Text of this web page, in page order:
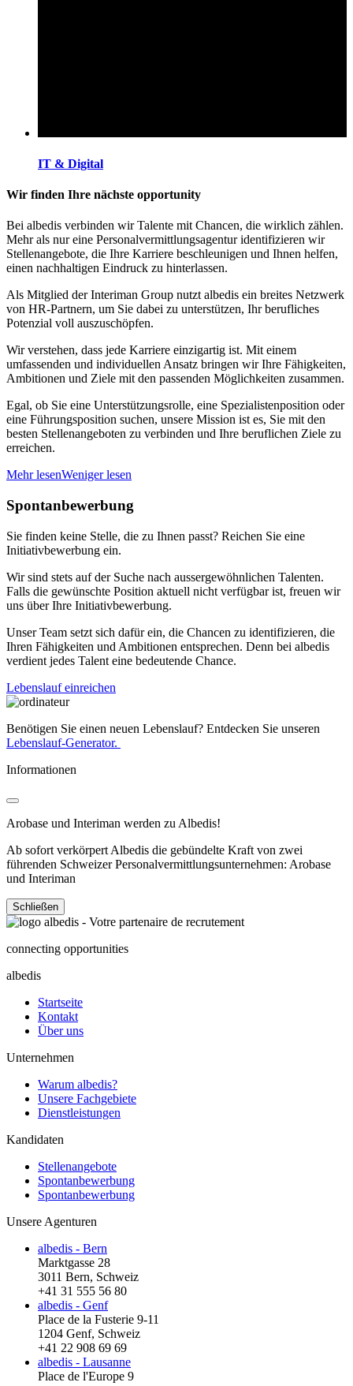
IT & Digital
Wir finden Ihre nächste opportunity
Bei albedis verbinden wir Talente mit Chancen, die wirklich zählen.
Mehr als nur eine Personalvermittlungsagentur identifizieren wir
Stellenangebote, die Ihre Karriere beschleunigen und Ihnen helfen,
einen nachhaltigen Eindruck zu hinterlassen.
Als Mitglied der Interiman Group nutzt albedis ein breites Netzwerk
von HR-Partnern, um Sie dabei zu unterstützen, Ihr berufliches
Potenzial voll auszuschöpfen.
Wir verstehen, dass jede Karriere einzigartig ist. Mit einem
umfassenden und individuellen Ansatz bringen wir Ihre Fähigkeiten,
Ambitionen und Ziele mit den passenden Möglichkeiten zusammen.
Egal, ob Sie eine Unterstützungsrolle, eine Spezialistenposition oder
eine Führungsposition suchen, unsere Mission ist es, Sie mit den
besten Stellenangeboten zu verbinden und Ihre beruflichen Ziele zu
erreichen.
Mehr lesenWeniger lesen
Spontanbewerbung
Sie finden keine Stelle, die zu Ihnen passt? Reichen Sie eine
Initiativbewerbung ein.
Wir sind stets auf der Suche nach aussergewöhnlichen Talenten.
Falls die gewünschte Position aktuell nicht verfügbar ist, freuen wir
uns über Ihre Initiativbewerbung.
Unser Team setzt sich dafür ein, die Chancen zu identifizieren, die
Ihren Fähigkeiten und Ambitionen entsprechen. Denn bei albedis
verdient jedes Talent eine bedeutende Chance.
Lebenslauf einreichen
Benötigen Sie einen neuen Lebenslauf? Entdecken Sie unseren
Lebenslauf-Generator.
Informationen
Arobase und Interiman werden zu Albedis!
Ab sofort verkörpert Albedis die gebündelte Kraft von zwei
führenden Schweizer Personalvermittlungsunternehmen: Arobase
und Interiman
Schließen
connecting opportunities
albedis
Startseite
Kontakt
Über uns
Unternehmen
Warum albedis?
Unsere Fachgebiete
Dienstleistungen
Kandidaten
Stellenangebote
Spontanbewerbung
Spontanbewerbung
Unsere Agenturen
albedis - Bern
Marktgasse 28
3011 Bern, Schweiz
+41 31 555 56 80
albedis - Genf
Place de la Fusterie 9-11
1204 Genf, Schweiz
+41 22 908 69 69
albedis - Lausanne
Place de l'Europe 9